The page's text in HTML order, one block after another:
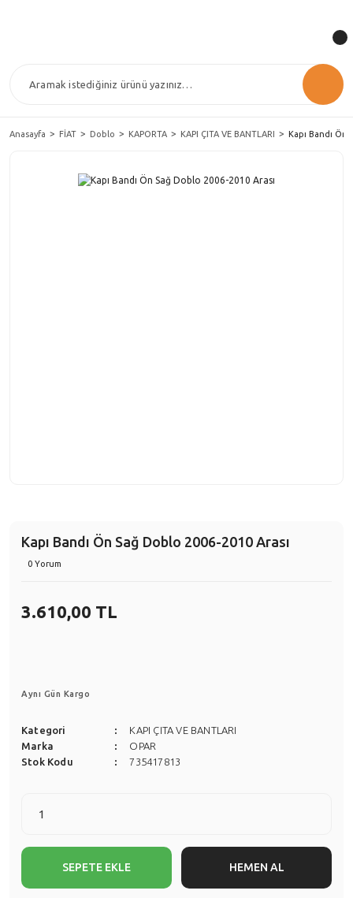
Anasayfa FİAT Doblo KAPORTA KAPI ÇITA VE BANTLARI Kapı Bandı Ön
Kapı Bandı Ön Sağ Doblo 2006-2010 Arası
0 Yorum
3.610,00 TL
Aynı Gün Kargo
Kategori
KAPI ÇITA VE BANTLARI
Marka
OPAR
Stok Kodu
735417813
SEPETE EKLE HEMEN AL